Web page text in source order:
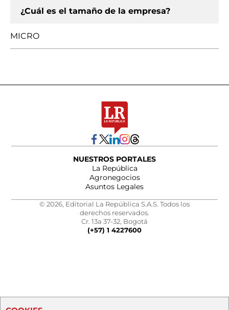
¿Cuál es el tamaño de la empresa?
MICRO
NUESTROS PORTALES
La República
Agronegocios
Asuntos Legales
© 2026, Editorial La República S.A.S. Todos los
derechos reservados.
Cr. 13a 37-32, Bogotá
(+57) 1 4227600